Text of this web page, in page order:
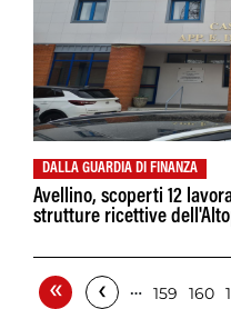
DALLA GUARDIA DI FINANZA
Avellino, scoperti 12
strutture ricettive
« ‹ … 159 160